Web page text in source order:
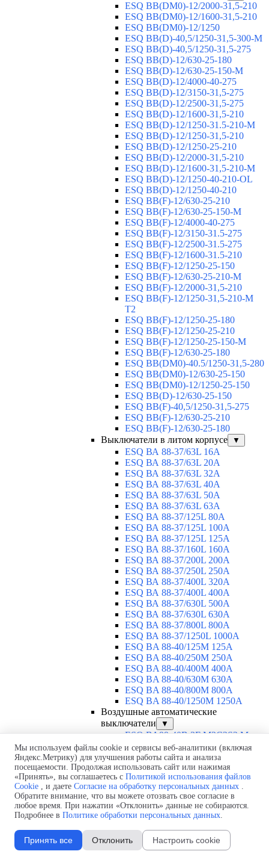
ESQ ВВ(DM0)-12/2000-31,5-210
ESQ ВВ(DM0)-12/1600-31,5-210
ESQ ВВ(DM0)-12/1250
ESQ ВВ(D)-40,5/1250-31,5-300-М
ESQ ВВ(D)-40,5/1250-31,5-275
ESQ ВВ(D)-12/630-25-180
ESQ ВВ(D)-12/630-25-150-М
ESQ ВВ(D)-12/4000-40-275
ESQ ВВ(D)-12/3150-31,5-275
ESQ ВВ(D)-12/2500-31,5-275
ESQ ВВ(D)-12/1600-31,5-210
ESQ ВВ(D)-12/1250-31.5-210-М
ESQ ВВ(D)-12/1250-31,5-210
ESQ ВВ(D)-12/1250-25-210
ESQ BB(D)-12/2000-31,5-210
ESQ BB(D)-12/1600-31,5-210-М
ESQ BB(D)-12/1250-40-210-OL
ESQ BB(D)-12/1250-40-210
ESQ ВВ(F)-12/630-25-210
ESQ ВВ(F)-12/630-25-150-М
ESQ ВВ(F)-12/4000-40-275
ESQ ВВ(F)-12/3150-31.5-275
ESQ ВВ(F)-12/2500-31.5-275
ESQ ВВ(F)-12/1600-31.5-210
ESQ ВВ(F)-12/1250-25-150
ESQ BB(F)-12/630-25-210-М
ESQ BB(F)-12/2000-31,5-210
ESQ BB(F)-12/1250-31,5-210-М
T2
ESQ BB(F)-12/1250-25-180
ESQ ВВ(F)-12/1250-25-210
ESQ ВВ(F)-12/1250-25-150-М
ESQ BB(F)-12/630-25-180
ESQ ВВ(DM0)-40.5/1250-31,5-280
ESQ ВВ(DM0)-12/630-25-150
ESQ ВВ(DM0)-12/1250-25-150
ESQ BB(D)-12/630-25-150
ESQ ВВ(F)-40,5/1250-31,5-275
ESQ ВВ(F)-12/630-25-210
ESQ ВВ(F)-12/630-25-180
Выключатели в литом корпусе
▼
ESQ ВА 88-37/63L 16A
ESQ ВА 88-37/63L 20A
ESQ ВА 88-37/63L 32A
ESQ ВА 88-37/63L 40A
ESQ ВА 88-37/63L 50A
ESQ ВА 88-37/63L 63A
ESQ ВА 88-37/125L 80A
ESQ ВА 88-37/125L 100A
ESQ ВА 88-37/125L 125A
ESQ ВА 88-37/160L 160A
ESQ ВА 88-37/200L 200A
ESQ ВА 88-37/250L 250A
ESQ ВА 88-37/400L 320A
ESQ ВА 88-37/400L 400A
ESQ ВА 88-37/630L 500A
ESQ ВА 88-37/630L 630A
ESQ ВА 88-37/800L 800A
ESQ ВА 88-37/1250L 1000A
ESQ BA 88-40/125M 125A
ESQ BA 88-40/250M 250A
ESQ BA 88-40/400M 400A
ESQ BA 88-40/630М 630A
ESQ BA 88-40/800M 800A
ESQ BA 88-40/1250М 1250A
Воздушные автоматические
выключатели
▼
ESQ ВА99-40B 3F M2C2S2 M
2500A
ESQ ВА99-40A 3F M2C2S2 М
800A
ESQ ВА99-40A 3F M2C2S2 М
630A
ESQ ВА99-40A 3F M2C2S2 М
2000A
ESQ ВА99-40A 3F M2C2S2 М
1600A
ESQ ВА99-40A 3F M2C2S2 М
Мы используем файлы cookie и сервисы веб-аналитики (включая
Яндекс.Метрику) для улучшения работы сайта и анализа
посещаемости. Продолжая использовать сайт или нажимая
«Принять», вы соглашаетесь с Политикой использования файлов
Cookie , и даете Согласие на обработку персональных данных .
Обратите внимание, что вы можете отозвать свое согласие в
любое время. При нажатии «Отклонить» данные не собираются.
Подробнее в Политике обработки персональных данных.
Принять все Отклонить Настроить cookie